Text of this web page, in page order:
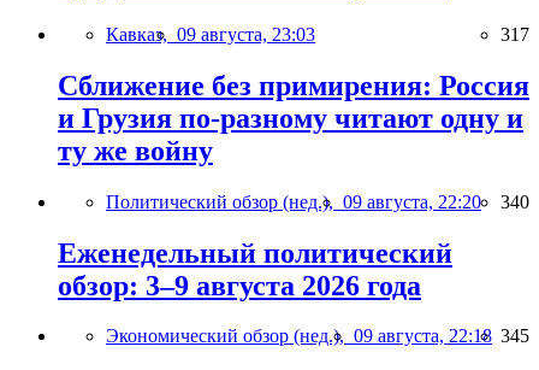
Кавказ, 09 августа, 23:03 317
Сближение без примирения: Россия
и Грузия по-разному читают одну и
ту же войну
Политический обзор (нед.), 09 августа, 22:20 340
Еженедельный политический
обзор: 3–9 августа 2026 года
Экономический обзор (нед.), 09 августа, 22:18 345